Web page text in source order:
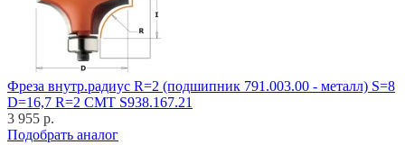
Фреза внутр.радиус R=2 (подшипник 791.003.00 - металл) S=8
D=16,7 R=2 CMT S938.167.21
3 955 р.
Подобрать аналог